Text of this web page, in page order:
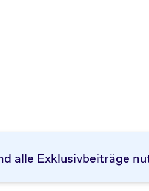
alle Exklusivbeiträge